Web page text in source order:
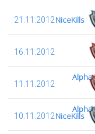
21.11.2012NiceKills
16.11.2012
11.11.2012
10.11.2012NiceKills